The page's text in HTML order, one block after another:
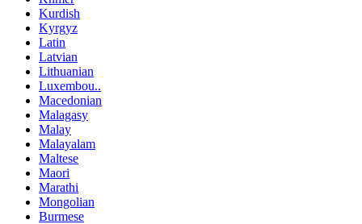
Kurdish
Kyrgyz
Latin
Latvian
Lithuanian
Luxembou..
Macedonian
Malagasy
Malay
Malayalam
Maltese
Maori
Marathi
Mongolian
Burmese